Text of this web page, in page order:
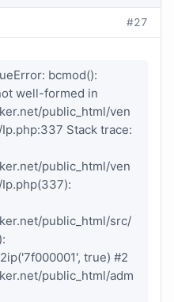
#27
bcmod():
well-formed in
public_html/ven
Stack trace:
public_html/ven
public_html/src/
true) #2
public_html/adm